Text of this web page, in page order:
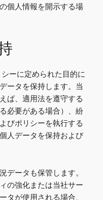
個人情報を開示する場
ーに定められた目的に
ータを保持します。当
ば、適用法を遵守する
必要がある場合）、紛
びポリシーを執行する
人データを保持および
データも保管します。
の強化または当社サー
タが使用される場合、